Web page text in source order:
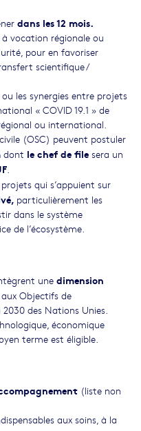
dans les 12 mois.
vocation régionale ou
pour en favoriser
scientifique /
les synergies entre projets
« COVID 19.1 » de
ou international.
(OSC) peuvent postuler
dont le chef de file sera un
.
projets qui s’appuient sur
particulièrement les
dans le système
de l’écosystème.
une dimension
Objectifs de
des Nations Unies.
économique
terme est éligible.
(liste non
aux soins, à la